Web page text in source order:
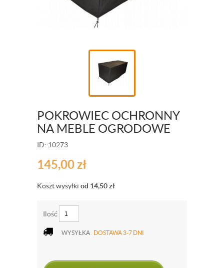
POKROWIEC OCHRONNY
NA MEBLE OGRODOWE
ID: 10273
145,00zł
Koszt wysyłki od 14,50zł
Ilość
WYSYŁKA DOSTAWA 3-7 DNI